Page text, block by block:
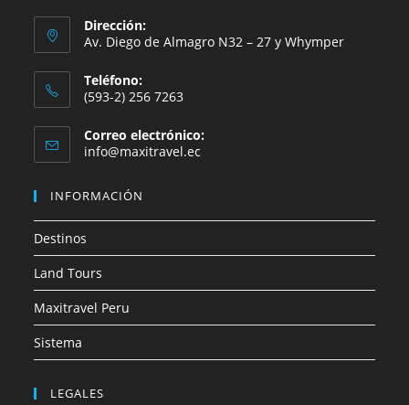
Dirección:
Av. Diego de Almagro N32 – 27 y Whymper
Teléfono:
(593-2) 256 7263
Correo electrónico:
info@maxitravel.ec
INFORMACIÓN
Destinos
Land Tours
Maxitravel Peru
Sistema
LEGALES